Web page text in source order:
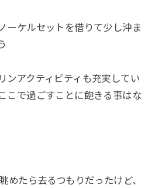
ーケルセットを借りて少し沖ま
ンアクティビティも充実してい
こで過ごすことに飽きる事はな
めたら去るつもりだったけど、